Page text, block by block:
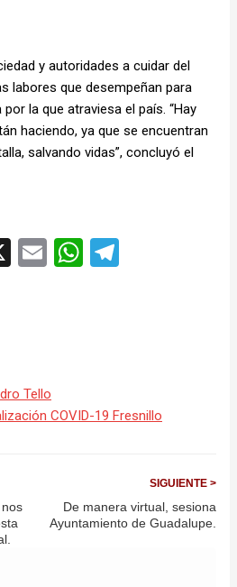
y autoridades a cuidar del
labores que desempeñan para
la que atraviesa el país. “Hay
haciendo, ya que se encuentran
salvando vidas”, concluyó el
X EmailWhatsApp
Tello
COVID-19 Fresnillo
SIGUIENTE >
De manera virtual, sesiona
Ayuntamiento de Guadalupe.